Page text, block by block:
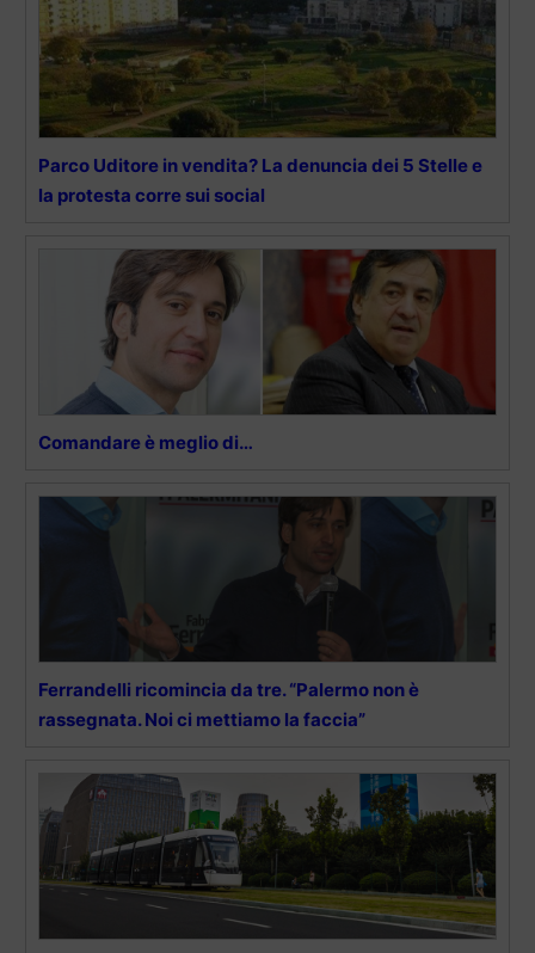
Parco Uditore in vendita? La denuncia dei 5 Stelle e
la protesta corre sui social
Comandare è meglio di…
Ferrandelli ricomincia da tre. “Palermo non è
rassegnata. Noi ci mettiamo la faccia”